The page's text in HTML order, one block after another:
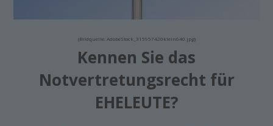
(Bildquelle: AdobeStock_315957420klein640.jpg)
Kennen Sie das
Notvertretungsrecht für
EHELEUTE?